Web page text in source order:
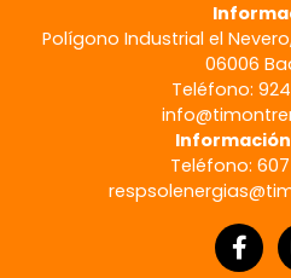
Polígono Industrial el
06006
Teléfono:
Teléfono: